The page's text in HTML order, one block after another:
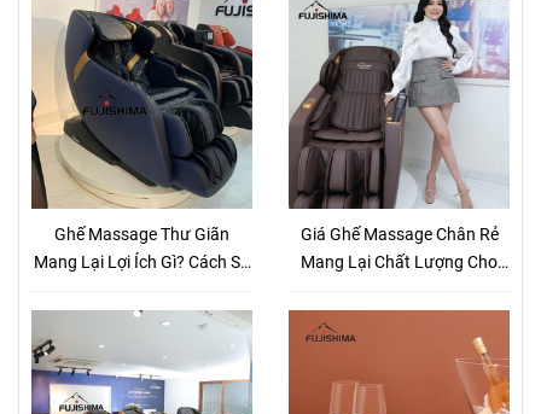
Ghế Massage Thư Giãn
Mang Lại Lợi Ích Gì? Cách Sử
Quả Nhất?
Giá Ghế Massage Chân Rẻ
Mang Lại Chất Lượng Cho